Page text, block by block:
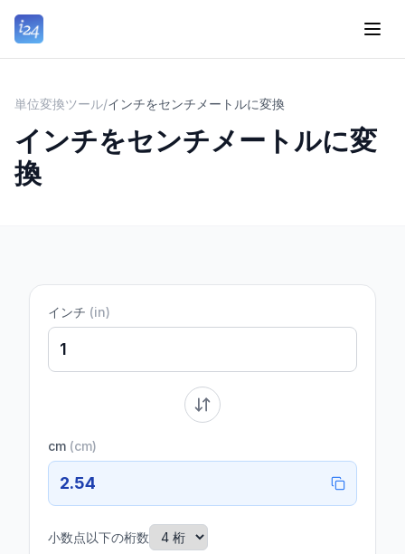
単位変換ツール/インチをセンチメートルに変換
インチをセンチメートルに変
換
インチ (in)
cm (cm)
2.54
小数点以下の桁数